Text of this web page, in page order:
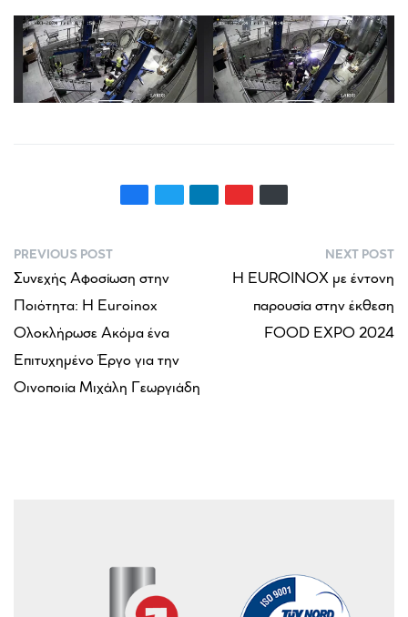
PREVIOUS POST
Συνεχής Αφοσίωση στην
Ποιότητα: Η Euroinox
Ολοκλήρωσε Ακόμα ένα
Επιτυχημένο Έργο για την
Οινοποιία Μιχάλη Γεωργιάδη
NEXT POST
Η EUROINOX με έντονη
παρουσία στην έκθεση
FOOD EXPO 2024